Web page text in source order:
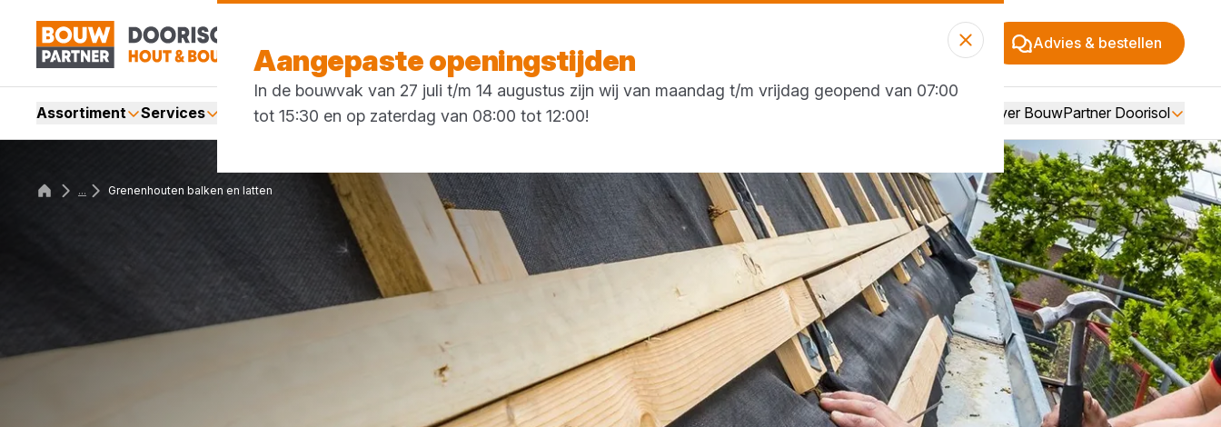
Advies & bestellen
Assortiment Services Merken Acties Blogs Over BouwPartner Doorisol
... Grenenhouten balken en latten
Aangepaste openingstijden
In de bouwvak van 27 juli t/m 14 augustus zijn wij van maandag t/m vrijdag geopend van 07:00
tot 15:30 en op zaterdag van 08:00 tot 12:00!